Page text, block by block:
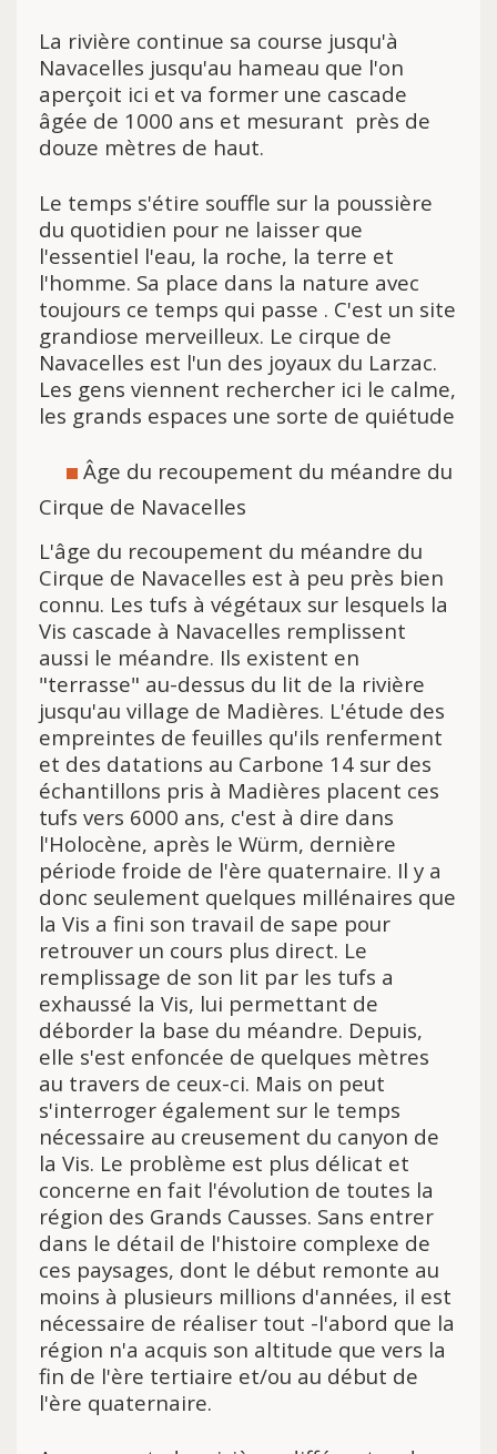
La rivière continue sa course jusqu'à
Navacelles jusqu'au hameau que l'on
aperçoit ici et va former une cascade
âgée de 1000 ans et mesurant près de
douze mètres de haut.
Le temps s'étire souffle sur la poussière
du quotidien pour ne laisser que
l'essentiel l'eau, la roche, la terre et
l'homme. Sa place dans la nature avec
toujours ce temps qui passe . C'est un site
grandiose merveilleux. Le cirque de
Navacelles est l'un des joyaux du Larzac.
Les gens viennent rechercher ici le calme,
les grands espaces une sorte de quiétude
Âge du recoupement du méandre du
Cirque de Navacelles
L'âge du recoupement du méandre du
Cirque de Navacelles est à peu près bien
connu. Les tufs à végétaux sur lesquels la
Vis cascade à Navacelles remplissent
aussi le méandre. Ils existent en
"terrasse" au-dessus du lit de la rivière
jusqu'au village de Madières. L'étude des
empreintes de feuilles qu'ils renferment
et des datations au Carbone 14 sur des
échantillons pris à Madières placent ces
tufs vers 6000 ans, c'est à dire dans
l'Holocène, après le Würm, dernière
période froide de l'ère quaternaire. Il y a
donc seulement quelques millénaires que
la Vis a fini son travail de sape pour
retrouver un cours plus direct. Le
remplissage de son lit par les tufs a
exhaussé la Vis, lui permettant de
déborder la base du méandre. Depuis,
elle s'est enfoncée de quelques mètres
au travers de ceux-ci. Mais on peut
s'interroger également sur le temps
nécessaire au creusement du canyon de
la Vis. Le problème est plus délicat et
concerne en fait l'évolution de toutes la
région des Grands Causses. Sans entrer
dans le détail de l'histoire complexe de
ces paysages, dont le début remonte au
moins à plusieurs millions d'années, il est
nécessaire de réaliser tout -l'abord que la
région n'a acquis son altitude que vers la
fin de l'ère tertiaire et/ou au début de
l'ère quaternaire.